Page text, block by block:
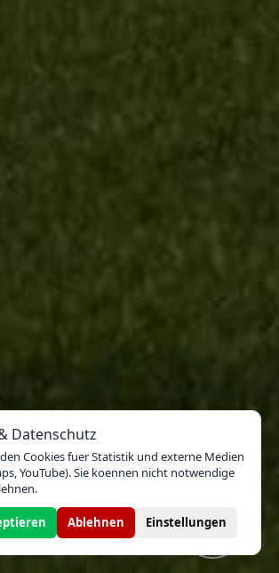
Datenschutz
Cookies fuer Statistik und externe Medien
YouTube). Sie koennen nicht notwendige
Ablehnen Einstellungen